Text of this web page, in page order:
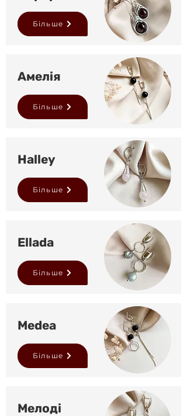
Більше
Амелія
Більше
Halley
Більше
Ellada
Більше
Medea
Більше
Мелоді